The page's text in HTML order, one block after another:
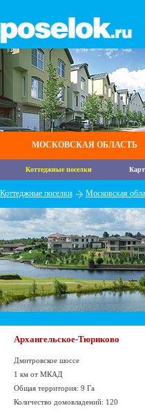
МОСКОВСКАЯ ОБЛАСТЬ
Коттеджные поселки
Коттеджные поселки Московская
Архангельское-Тюриково
Дмитровское шоссе
1 км от МКАД
Общая территория: 9 Га
Количество домовладений: 120